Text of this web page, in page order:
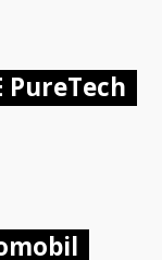
PureTech